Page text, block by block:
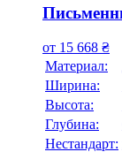
от 15 668 ₴
Материал:
Ширина:
Высота:
Глубина:
Нестандарт: